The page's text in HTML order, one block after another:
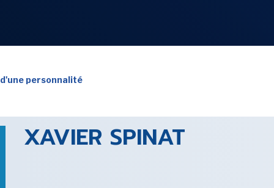
LES UTOPIALES 2025
personnalité
XAVIER SPINAT